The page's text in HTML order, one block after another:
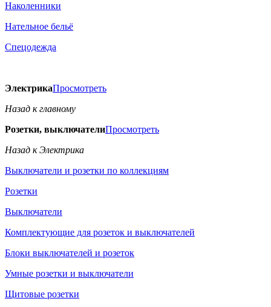
Наколенники
Нательное бельё
Спецодежда
ЭлектрикаПросмотреть
Назад к главному
Розетки, выключателиПросмотреть
Назад к Электрика
Выключатели и розетки по коллекциям
Розетки
Выключатели
Комплектующие для розеток и выключателей
Блоки выключателей и розеток
Умные розетки и выключатели
Щитовые розетки